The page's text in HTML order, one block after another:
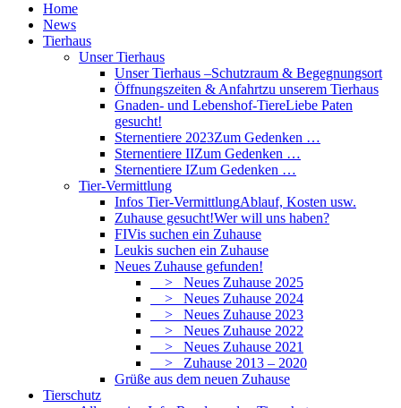
Home
News
Tierhaus
Unser Tierhaus
Unser Tierhaus –Schutzraum & Begegnungsort
Öffnungszeiten & Anfahrtzu unserem Tierhaus
Gnaden- und Lebenshof-TiereLiebe Paten
gesucht!
Sternentiere 2023Zum Gedenken …
Sternentiere IIZum Gedenken …
Sternentiere IZum Gedenken …
Tier-Vermittlung
Infos Tier-VermittlungAblauf, Kosten usw.
Zuhause gesucht!Wer will uns haben?
FIVis suchen ein Zuhause
Leukis suchen ein Zuhause
Neues Zuhause gefunden!
> Neues Zuhause 2025
> Neues Zuhause 2024
> Neues Zuhause 2023
> Neues Zuhause 2022
> Neues Zuhause 2021
> Zuhause 2013 – 2020
Grüße aus dem neuen Zuhause
Tierschutz